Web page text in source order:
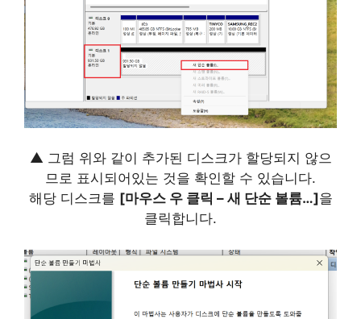
▲ 그럼 위와 같이 추가된 디스크가 할당되지 않으
므로 표시되어있는 것을 확인할 수 있습니다.
해당 디스크를 [마우스 우 클릭 – 새 단순 볼륨…]을
클릭합니다.